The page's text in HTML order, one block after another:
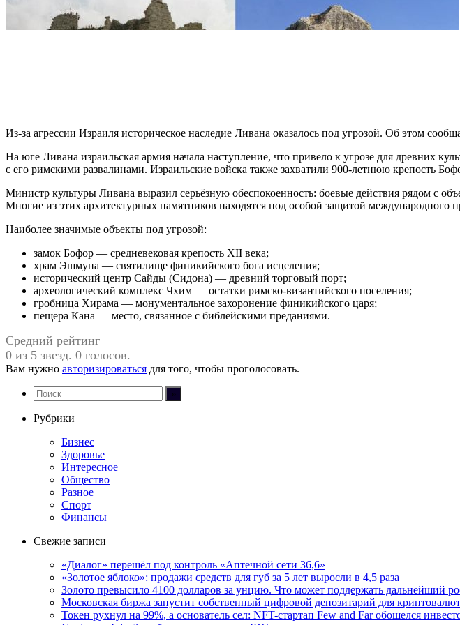
Из-за агрессии Израиля историческое наследие Ливана оказалось под угрозой. Об этом
На юге Ливана израильская армия начала наступление, что привело к угрозе для древних
с его римскими развалинами. Израильские войска также захватили 900-летнюю крепость
Министр культуры Ливана выразил серьёзную обеспокоенность: боевые действия рядом с
Многие из этих архитектурных памятников находятся под особой защитой
Наиболее значимые объекты под угрозой:
замок Бофор — средневековая крепость XII века;
храм Эшмуна — святилище финикийского бога исцеления;
исторический центр Сайды (Сидона) — древний торговый порт;
археологический комплекс Чхим — остатки римско-византийского поселения;
гробница Хирама — монументальное захоронение финикийского царя;
пещера Кана — место, связанное с библейскими преданиями.
Средний рейтинг
0 из 5 звезд. 0 голосов.
Вам нужно авторизироваться для того, чтобы проголосовать.
Рубрики
Бизнес
Здоровье
Интересное
Общество
Разное
Спорт
Финансы
Свежие записи
«Диалог» перешёл под контроль «Аптечной сети 36,6»
«Золотое яблоко»: продажи средств для губ за 5 лет выросли в 4,5 раза
Золото превысило 4100 долларов за унцию. Что может поддержать дальнейший
Московская биржа запустит собственный цифровой депозитарий для криптовалют
Токен рухнул на 99%, а основатель сел: NFT-стартап Few and Far обошелся